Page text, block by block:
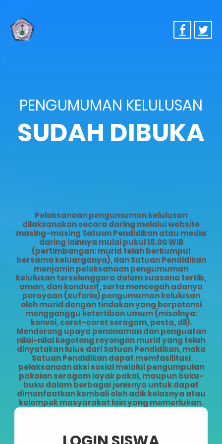
PENGUMUMAN KELULUSAN
SUDAH DIBUKA
Pelaksanaan pengumuman kelulusan
dilaksanakan secara daring melalui website
masing-masing Satuan Pendidikan atau media
daring lainnya mulai pukul 18.00 WIB
(pertimbangan: murid telah berkumpul
bersama keluarganya), dan Satuan Pendidikan
menjamin pelaksanaan pengumuman
kelulusan terselenggara dalam suasana tertib,
aman, dan kondusif, serta mencegah adanya
perayaan (euforia) pengumuman kelulusan
oleh murid dengan tindakan yang berpotensi
mengganggu ketertiban umum (misalnya:
konvoi, coret-coret seragam, pesta, dll).
Mendorong upaya penanaman dan penguatan
nilai-nilai kegotong royongan murid yang telah
dinyatakan lulus dari Satuan Pendidikan, maka
Satuan Pendidikan dapat memfasilitasi
pelaksanaan aksi sosial melalui pengumpulan
pakaian seragam layak pakai, maupun buku-
buku dalam berbagai jenisnya untuk dapat
dimanfaatkan kembali oleh adik kelasnya atau
kelompok masyarakat lain yang memerlukan.